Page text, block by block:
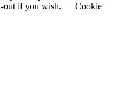
out if you wish.
Cookie